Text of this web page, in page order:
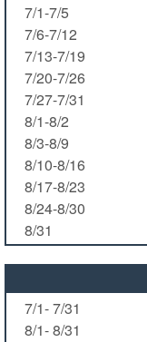
7/1-7/5
7/6-7/12
7/13-7/19
7/20-7/26
7/27-7/31
8/1-8/2
8/3-8/9
8/10-8/16
8/17-8/23
8/24-8/30
8/31
7/1- 7/31
8/1- 8/31